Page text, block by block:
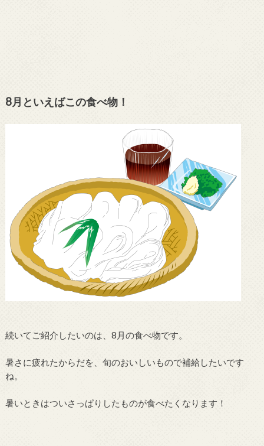
8月といえばこの食べ物！
続いてご紹介したいのは、8月の食べ物です。
暑さに疲れたからだを、旬のおいしいもので補給したいです
ね。
暑いときはついさっぱりしたものが食べたくなります！